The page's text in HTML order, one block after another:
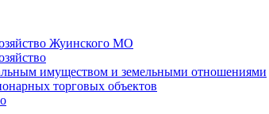
Жуинского МО
имуществом и земельными отношениями
торговых объектов